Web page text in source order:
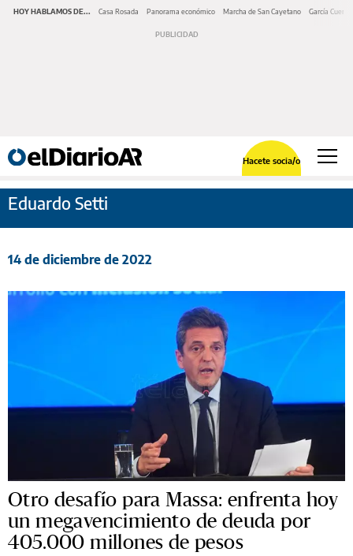
HOY HABLAMOS DE... Casa Rosada Panorama económico Marcha de San Cayetano García Cuerva
Hacete socia/o
Eduardo Setti
14 de diciembre de 2022
Otro desafío para Massa: enfrenta hoy
un megavencimiento de deuda por
405.000 millones de pesos